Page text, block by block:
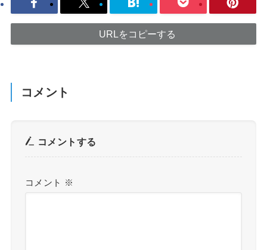
URLをコピーする
コメント
コメントする
コメント ※